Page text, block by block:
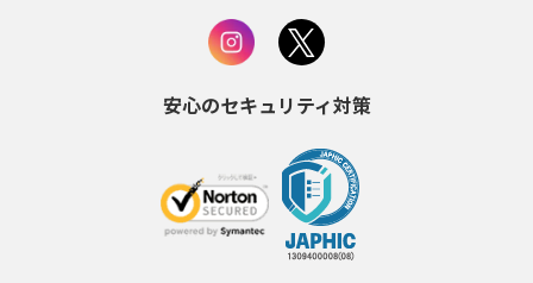
安心のセキュリティ対策